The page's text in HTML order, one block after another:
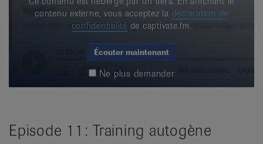
contenu externe, vous acceptez la déclaration de
confidentialité de captivate.fm.
Écouter maintenant
Ne plus demander
Episode 11: Training autogène